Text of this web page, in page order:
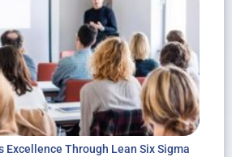
Excellence Through Lean Six Sigma